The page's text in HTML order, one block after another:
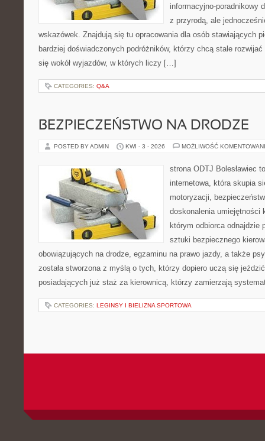
informacyjno-poradnikowy
z przyrodą, ale
wskazówek. Znajdują się tu opracowania dla osób stawiających
bardziej doświadczonych podróżników, którzy chcą stale
się wokół wyjazdów, w których liczy […]
CATEGORIES: Q&A
BEZPIECZEŃSTWO NA DRODZE
POSTED BY ADMIN KWI - 3 - 2026 MOŻLIWOŚĆ
strona ODTJ Bolesławiec
internetowa, która skupia
motoryzacji,
doskonalenia umiejętności
którym odbiorca odnajdzie
sztuki bezpiecznego
obowiązujących na drodze, egzaminu na prawo jazdy, a także
została stworzona z myślą o tych, którzy dopiero uczą się
posiadających już staż za kierownicą, którzy zamierzają
CATEGORIES: LEGINSY I BIELIZNA SPORTOWA